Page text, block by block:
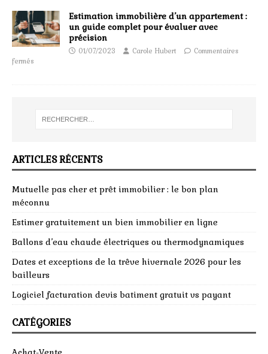
Estimation immobilière d’un appartement :
un guide complet pour évaluer avec
précision
01/07/2023 Carole Hubert
Commentaires
fermés
ARTICLES RÉCENTS
Mutuelle pas cher et prêt immobilier : le bon plan
méconnu
Estimer gratuitement un bien immobilier en ligne
Ballons d’eau chaude électriques ou thermodynamiques
Dates et exceptions de la trêve hivernale 2026 pour les
bailleurs
Logiciel facturation devis batiment gratuit vs payant
CATÉGORIES